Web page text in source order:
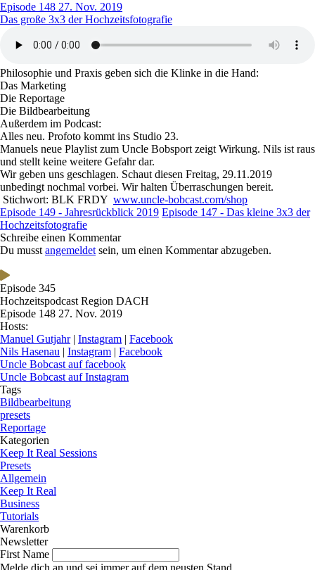
Episode 148 27. Nov. 2019
Das große 3x3 der Hochzeitsfotografie
Philosophie und Praxis geben sich die Klinke in die Hand:
Das Marketing
Die Reportage
Die Bildbearbeitung
Außerdem im Podcast:
Alles neu. Profoto kommt ins Studio 23.
Manuels neue Playlist zum Uncle Bobsport zeigt Wirkung. Nils ist raus
und stellt keine weitere Gefahr dar.
Wir geben uns geschlagen. Schaut diesen Freitag, 29.11.2019
unbedingt nochmal vorbei. Wir halten Überraschungen bereit.
Stichwort: BLK FRDY www.uncle-bobcast.com/shop
Episode 149 - Jahresrückblick 2019 Episode 147 - Das kleine 3x3 der
Hochzeitsfotografie
Schreibe einen Kommentar
Du musst angemeldet sein, um einen Kommentar abzugeben.
Episode 345
Hochzeitspodcast Region DACH
Episode 148 27. Nov. 2019
Hosts:
Manuel Gutjahr| Instagram | Facebook
Nils Hasenau | Instagram | Facebook
Uncle Bobcast auf facebook
Uncle Bobcast auf Instagram
Tags
Bildbearbeitung
presets
Reportage
Kategorien
Keep It Real Sessions
Presets
Allgemein
Keep It Real
Business
Tutorials
Warenkorb
Newsletter
First Name
Melde dich an und sei immer auf dem neusten Stand